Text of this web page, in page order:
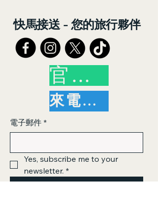
快馬接送 - 您的旅行夥伴
官方帳號
來電洽詢
電子郵件 *
Yes, subscribe me to your
newsletter. *